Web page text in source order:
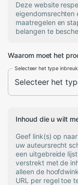
Deze website
eigendomsrechten
maatregelen en
belangen te
Waarom moet het
Selecteer het type
Inhoud die u wilt
Geef link(s) op
uw auteursrecht
een uitgebreide
verstrekt met de
alleen de
URL per regel toe